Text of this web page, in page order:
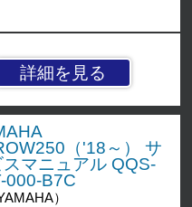
詳細を見る
（'18～） サ
スマニュアル QQS-
000-B7C
）